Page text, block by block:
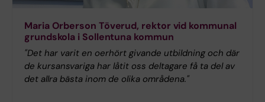
Maria Orberson Töverud, rektor vid kommunal
grundskola i Sollentuna kommun
"Det har varit en oerhört givande utbildning och där
de kursansvariga har låtit oss deltagare få ta del av
det allra bästa inom de olika områdena."